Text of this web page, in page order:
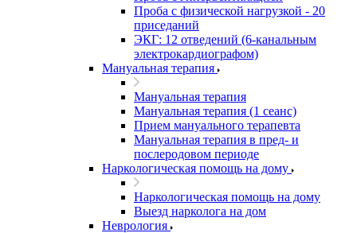
Проба с физической нагрузкой - 20
приседаний
ЭКГ: 12 отведений (6-канальным
электрокардиографом)
Мануальная терапия
Мануальная терапия
Мануальная терапия (1 сеанс)
Прием мануального терапевта
Мануальная терапия в пред- и
послеродовом периоде
Наркологическая помощь на дому
Наркологическая помощь на дому
Выезд нарколога на дом
Неврология